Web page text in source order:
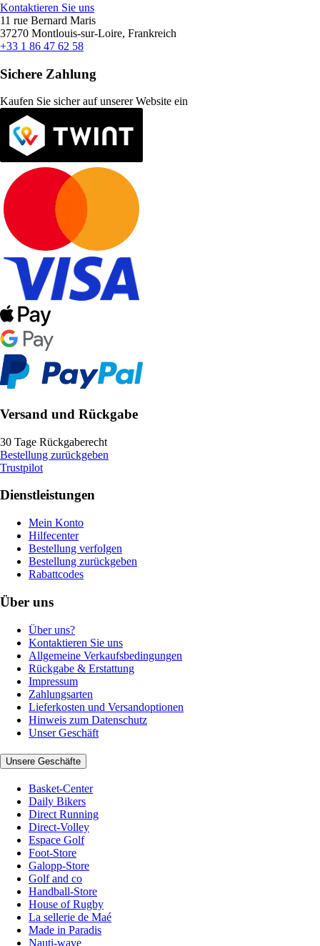
Kontaktieren Sie uns
11 rue Bernard Maris
37270 Montlouis-sur-Loire, Frankreich
+33 1 86 47 62 58
Sichere Zahlung
Kaufen Sie sicher auf unserer Website ein
Versand und Rückgabe
30 Tage Rückgaberecht
Bestellung zurückgeben
Trustpilot
Dienstleistungen
Mein Konto
Hilfecenter
Bestellung verfolgen
Bestellung zurückgeben
Rabattcodes
Über uns
Über uns?
Kontaktieren Sie uns
Allgemeine Verkaufsbedingungen
Rückgabe & Erstattung
Impressum
Zahlungsarten
Lieferkosten und Versandoptionen
Hinweis zum Datenschutz
Unser Geschäft
Unsere Geschäfte
Basket-Center
Daily Bikers
Direct Running
Direct-Volley
Espace Golf
Foot-Store
Galopp-Store
Golf and co
Handball-Store
House of Rugby
La sellerie de Maé
Made in Paradis
Nauti-wave